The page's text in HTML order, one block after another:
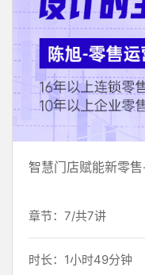
智慧门店赋能新零
章节：7/共7讲
时长：1小时49分钟